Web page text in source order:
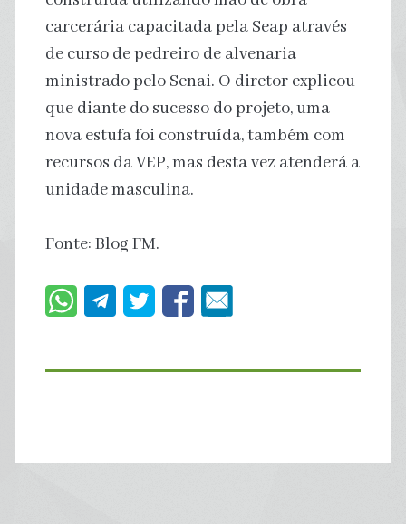
carcerária capacitada pela Seap através
de curso de pedreiro de alvenaria
ministrado pelo Senai. O diretor explicou
que diante do sucesso do projeto, uma
nova estufa foi construída, também com
recursos da VEP, mas desta vez atenderá a
unidade masculina.
Fonte: Blog FM.